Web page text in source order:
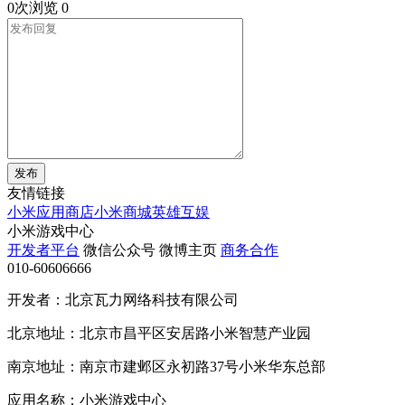
0次浏览 0
发布
友情链接
小米应用商店小米商城英雄互娱
小米游戏中心
开发者平台 微信公众号 微博主页 商务合作
010-60606666
开发者：北京瓦力网络科技有限公司
北京地址：北京市昌平区安居路小米智慧产业园
南京地址：南京市建邺区永初路37号小米华东总部
应用名称：小米游戏中心